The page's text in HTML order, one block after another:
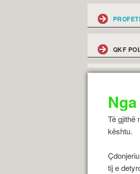
QKF
Të gjithë
kështu.
tij e